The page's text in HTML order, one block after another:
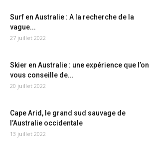
Surf en Australie : A la recherche de la
vague...
27 juillet 2022
Skier en Australie : une expérience que l’on
vous conseille de...
20 juillet 2022
Cape Arid, le grand sud sauvage de
l’Australie occidentale
13 juillet 2022